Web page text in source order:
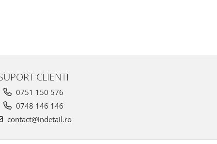
CLIENTI
0751 150 576
0748 146 146
contact@indetail.ro